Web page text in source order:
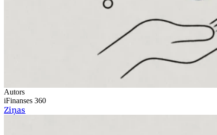
Autors
iFinanses 360
Ziņas